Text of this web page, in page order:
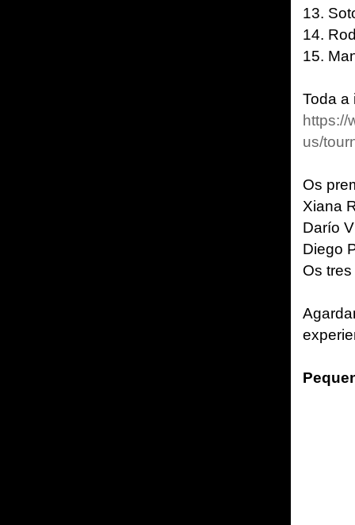
13.
14.
15.
Toda a
https://
us/
Os
Xiana
Darío
Diego
Os